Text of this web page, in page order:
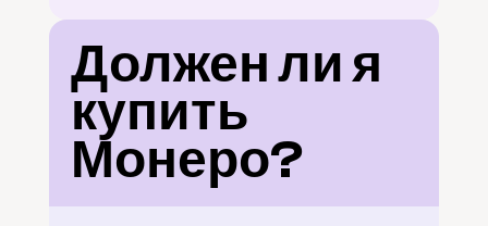
Должен ли я
купить
Монеро?